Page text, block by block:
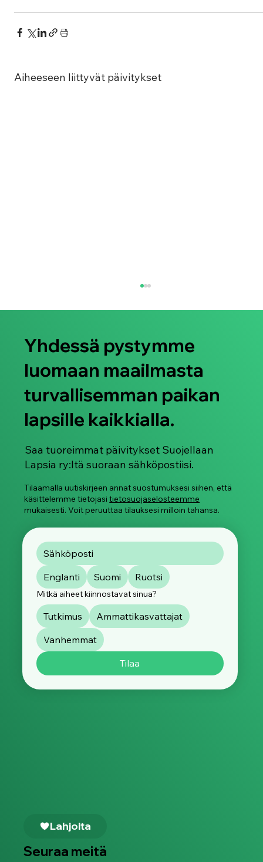
Aiheeseen liittyvät päivitykset
“Jakaako vai ollako jakamatta” –
seksuaaliväkivallasta
Yhdessä pystymme
luomaan maailmasta
turvallisemman paikan
lapsille kaikkialla.
Saa tuoreimmat päivitykset Suojellaan
Lapsia ry:ltä suoraan sähköpostiisi.
Tilaamalla uutiskirjeen annat suostumuksesi siihen, että
käsittelemme tietojasitietosuojaselosteemme
mukaisesti. Voit peruuttaa tilauksesi milloin tahansa.
Englanti Suomi Ruotsi
Mitkä aiheet kiinnostavat sinua?
Tutkimus
Ammattikasvattajat
Vanhemmat
Tilaa
Lahjoita
Seuraa meitä